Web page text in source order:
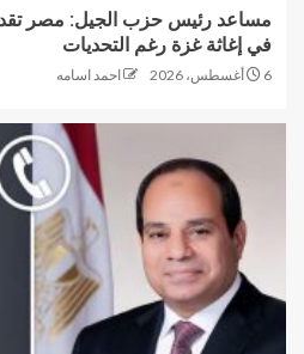
مساعد رئيس حزب الجيل: مصر
في إغاثة غزة رغم التحديات
6 أغسطس، 2026 احمد اسامه